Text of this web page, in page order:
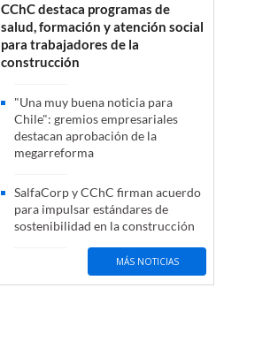
CChC destaca programas de
salud, formación y atención social
para trabajadores de la
construcción
"Una muy buena noticia para
Chile": gremios empresariales
destacan aprobación de la
megarreforma
SalfaCorp y CChC firman acuerdo
para impulsar estándares de
sostenibilidad en la construcción
MÁS NOTICIAS